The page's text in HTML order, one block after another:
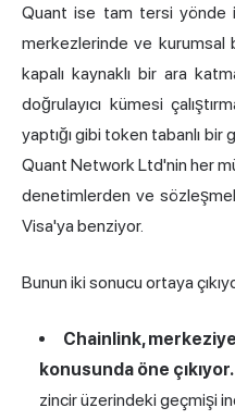
Quant ise tam tersi yönde
merkezlerinde ve kurumsal
kapalı kaynaklı bir ara
doğrulayıcı kümesi
yaptığı gibi token tabanlı
Quant Network Ltd'nin her
denetimlerden ve
Visa'ya benziyor.
Bunun iki sonucu ortaya
Chainlink,
konusunda öne çıkıyor.
zincir üzerindeki geçmişi